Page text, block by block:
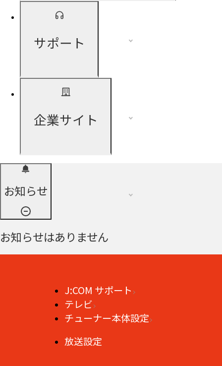
サポート
企業サイト
お知らせ
お知らせはありません
J:COM サポート
テレビ
チューナー本体設定
放送設定